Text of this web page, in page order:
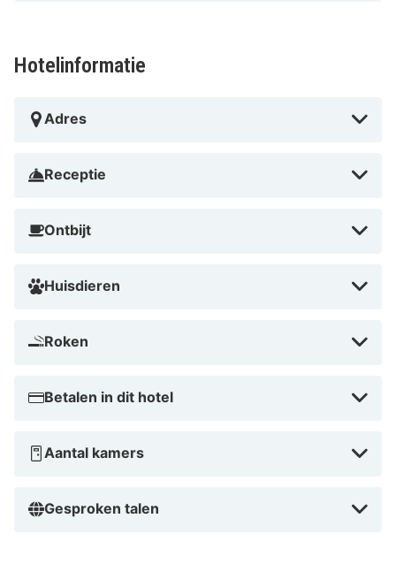
Hotelinformatie
Adres
Receptie
Ontbijt
Huisdieren
Roken
Betalen in dit hotel
Aantal kamers
Gesproken talen